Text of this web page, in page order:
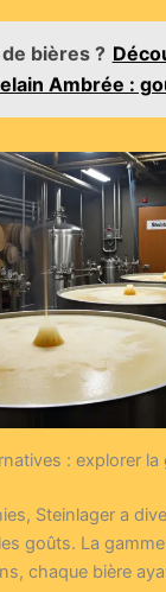
bières ?
Ambrée :
: explorer la
Steinlager a
goûts. La
chaque bière